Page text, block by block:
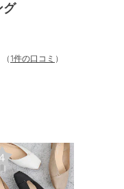
グ
（ 1件の口コミ ）